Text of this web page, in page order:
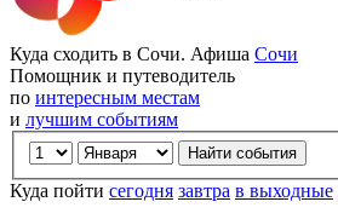
Куда сходить в Сочи. Афиша Сочи
Помощник и путеводитель
по интересным местам
и лучшим событиям
Куда пойти сегодня завтра в выходные